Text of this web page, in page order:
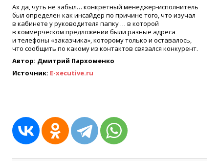
Ах да, чуть не забыл… конкретный менеджер-исполнитель
был определен как инсайдер по причине того, что изучал
в кабинете у руководителя папку … в которой
в коммерческом предложении были разные адреса
и телефоны «заказчика», которому только и оставалось,
что сообщить по какому из контактов связался конкурент.
Автор: Дмитрий Пархоменко
Источник: E-xecutive.ru